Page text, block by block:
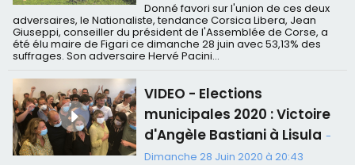
Donné favori sur l'union de ces deux
adversaires, le Nationaliste, tendance Corsica Libera, Jean
Giuseppi, conseiller du président de l'Assemblée de Corse, a
été élu maire de Figari ce dimanche 28 juin avec 53,13% des
suffrages. Son adversaire Hervé Pacini...
VIDEO - Elections
municipales 2020 : Victoire
d'Angèle Bastiani à Lisula -
Dimanche 28 Juin 2020 à 20:43